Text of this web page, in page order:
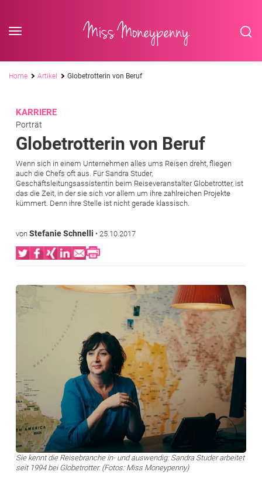
Miss Moneypenny
Pfadnavigation
Home Artikel Globetrotterin von Beruf
KARRIERE
Porträt
Globetrotterin von Beruf
Wenn sich in einem Unternehmen alles ums Reisen dreht, fliegen
auch die Chefs oft aus. Für Sandra Studer,
Geschäftsleitungsassistentin beim Reiseveranstalter Globetrotter, ist
das die Zeit, in der sie sich vor allem um ihre zahlreichen Projekte
kümmert. Denn ihre Stelle ist nicht gerade klassisch.
von Stefanie Schnelli • 25.10.2017
Bild
Sie kennt die Reisebranche in- und auswendig: Sandra Studer arbeitet
seit 1994 bei Globetrotter. (Fotos: Miss Moneypenny)